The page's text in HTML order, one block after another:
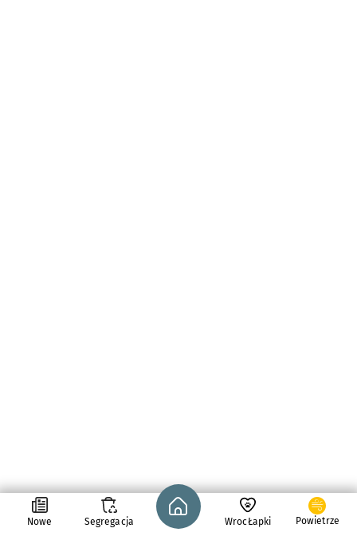
Nowe Segregacja
Strona główna - wroclaw.pl
WrocŁapki Powietrze